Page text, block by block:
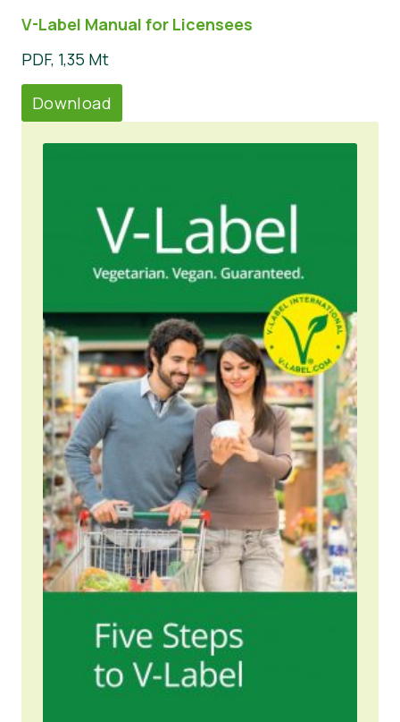
V-Label Manual for Licensees
PDF, 1,35 Mt
Download